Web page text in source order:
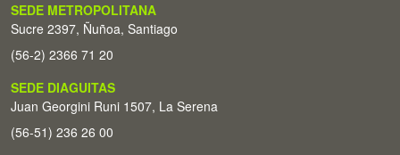
SEDE METROPOLITANA
Sucre 2397, Ñuñoa, Santiago
(56-2) 2366 71 20
SEDE DIAGUITAS
Juan Georgini Runi 1507, La Serena
(56-51) 236 26 00